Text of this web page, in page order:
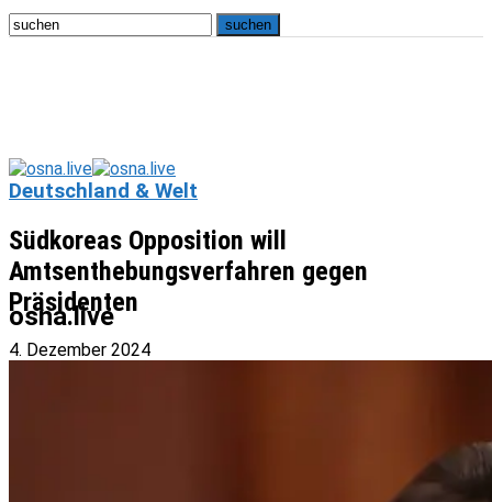
osna.live
Deutschland & Welt
Südkoreas Opposition will
Amtsenthebungsverfahren gegen
Präsidenten
4. Dezember 2024